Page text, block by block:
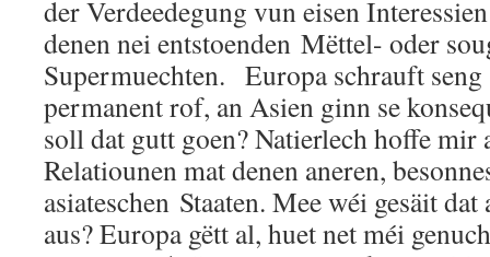
der Verdeedegung vun eisen
denen nei entstoenden Mëttel- oder
Supermuechten. Europa schrauft
permanent rof, an Asien ginn se
soll dat gutt goen? Natierlech hoffe
Relatiounen mat denen aneren,
asiateschen Staaten. Mee wéi gesäit
aus? Europa gëtt al, huet net méi